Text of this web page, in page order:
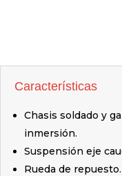
Características
Chasis soldado y
inmersión.
Suspensión eje
Rueda de repuesto.